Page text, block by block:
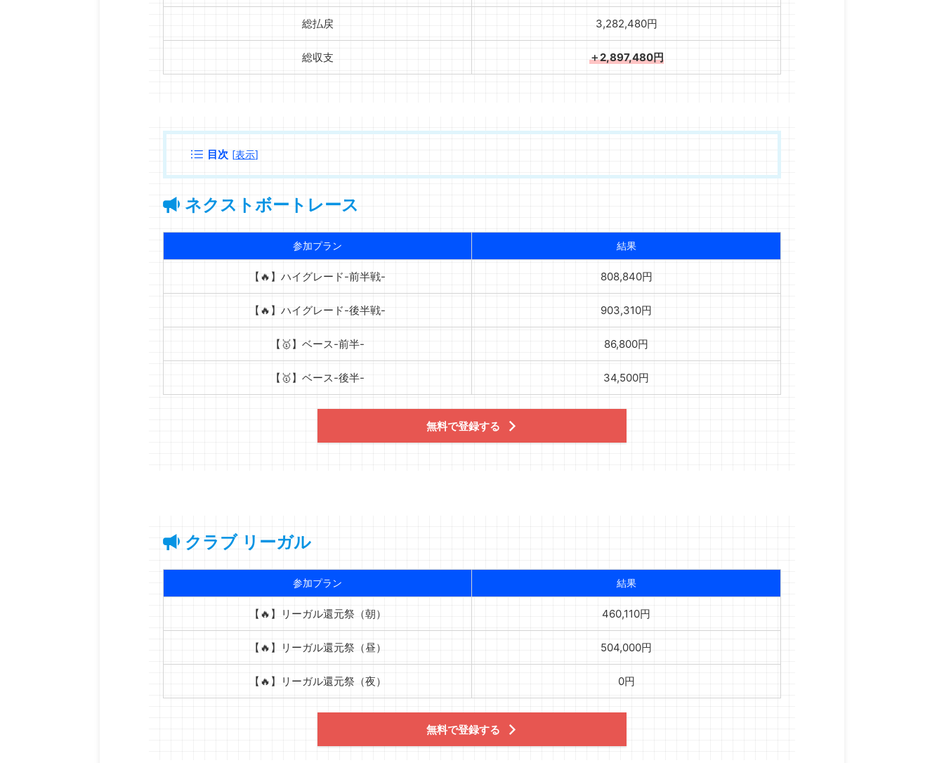
総払戻 3,282,480円
総収支 ＋2,897,480円
目次 [表示]
ネクストボートレース
参加プラン 結果
【🔥】ハイグレード-前半戦- 808,840円
【🔥】ハイグレード-後半戦- 903,310円
【🥇】ベース-前半- 86,800円
【🥇】ベース-後半- 34,500円
無料で登録する
クラブ リーガル
参加プラン 結果
【🔥】リーガル還元祭（朝） 460,110円
【🔥】リーガル還元祭（昼） 504,000円
【🔥】リーガル還元祭（夜） 0円
無料で登録する